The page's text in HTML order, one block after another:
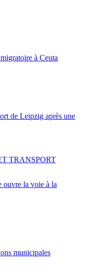
à Ceuta
de Leipzig après une
ouvre la voie à la
TRANSPORT
municipales